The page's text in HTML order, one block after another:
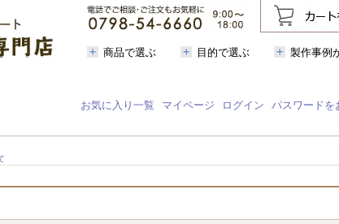
商品で選ぶ 目的で選ぶ 製作事例
お気に入り一覧 マイページ ログイン パスワードを